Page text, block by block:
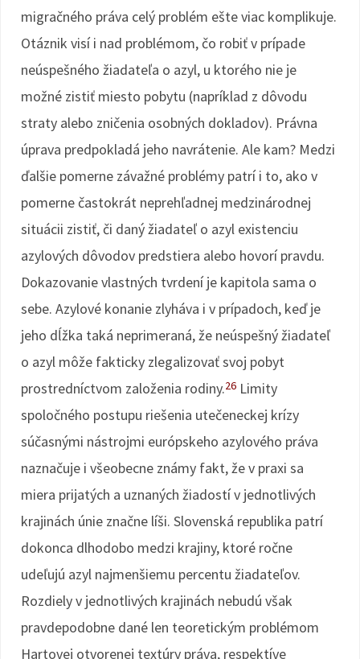
migračného práva celý problém ešte viac komplikuje.
Otáznik visí i nad problémom, čo robiť v prípade
neúspešného žiadateľa o azyl, u ktorého nie je
možné zistiť miesto pobytu (napríklad z dôvodu
straty alebo zničenia osobných dokladov). Právna
úprava predpokladá jeho navrátenie. Ale kam? Medzi
ďalšie pomerne závažné problémy patrí i to, ako v
pomerne častokrát neprehľadnej medzinárodnej
situácii zistiť, či daný žiadateľ o azyl existenciu
azylových dôvodov predstiera alebo hovorí pravdu.
Dokazovanie vlastných tvrdení je kapitola sama o
sebe. Azylové konanie zlyháva i v prípadoch, keď je
jeho dĺžka taká neprimeraná, že neúspešný žiadateľ
o azyl môže fakticky zlegalizovať svoj pobyt
prostredníctvom založenia rodiny.26 Limity
spoločného postupu riešenia utečeneckej krízy
súčasnými nástrojmi európskeho azylového práva
naznačuje i všeobecne známy fakt, že v praxi sa
miera prijatých a uznaných žiadostí v jednotlivých
krajinách únie značne líši. Slovenská republika patrí
dokonca dlhodobo medzi krajiny, ktoré ročne
udeľujú azyl najmenšiemu percentu žiadateľov.
Rozdiely v jednotlivých krajinách nebudú však
pravdepodobne dané len teoretickým problémom
Hartovej otvorenej textúry práva, respektíve